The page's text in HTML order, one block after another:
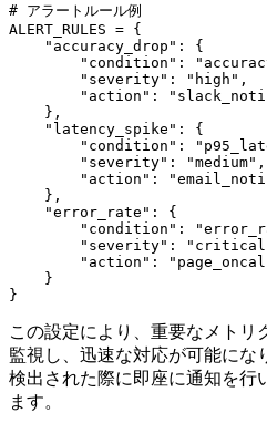
# アラートルール例
ALERT_RULES = {
    "accuracy_drop": {
"condition":
        "severity": "high",
"action":
    },
    "latency_spike": {
"condition":
        "severity": "medium",
"action":
    },
    "error_rate": {
"condition":
"severity":
"action":
    }
この設定により、重要なメトリ
監視し、迅速な対応が可能にな
検出された際に即座に通知を行
ます。